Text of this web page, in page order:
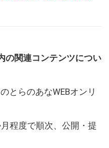
の関連コンテンツについ
とらのあなWEBオンリ
程度で順次、公開・提